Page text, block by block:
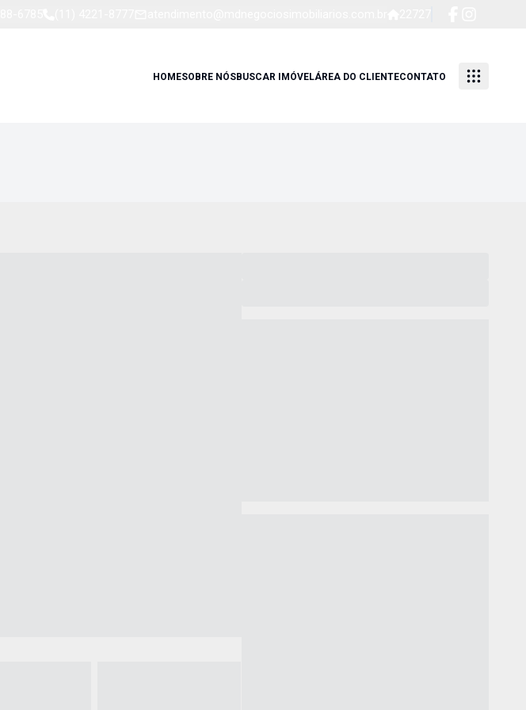
HOMESOBRE NÓSBUSCAR IMÓVELÁREA DO CLIENTECONTATO